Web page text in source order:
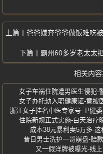
爸爸嫌弃爷爷做饭难吃被6岁
霸州60多岁老太太
相关内
女子车祸住院遭男医生侵犯-
女子办托幼入职健康证-竟被
浙江女子挂名中医专家号-卫健
住院新规正式实施-白天治疗
成本38元暴利卖5万多-
昔日男士洗护一哥崩盘-赔
又一假洋牌被曝光-线